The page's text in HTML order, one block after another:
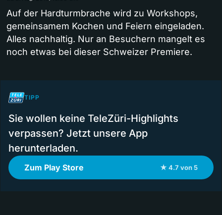
Auf der Hardturmbrache wird zu Workshops,
gemeinsamem Kochen und Feiern eingeladen.
Alles nachhaltig. Nur an Besuchern mangelt es
noch etwas bei dieser Schweizer Premiere.
TIPP
Sie wollen keine TeleZüri-Highlights
verpassen? Jetzt unsere App
herunterladen.
Zum Play Store ★ 4.7 von 5